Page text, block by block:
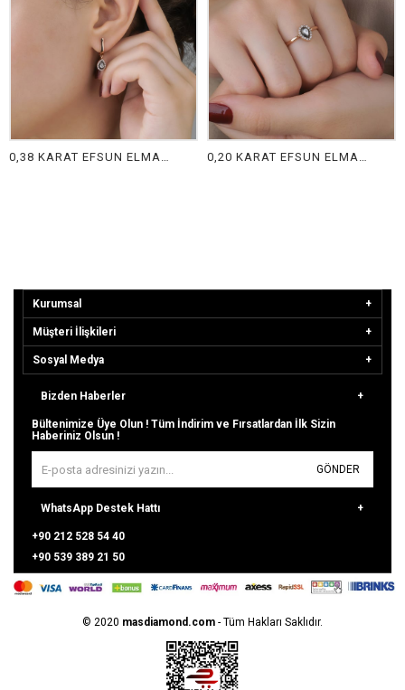
0,38 KARAT EFSUN ELMAS KÜPE 0,20 KARAT EFSUN ELMAS YÜZÜK
Kurumsal
Müşteri İlişkileri
Sosyal Medya
Bizden Haberler
Bültenimize Üye Olun ! Tüm İndirim ve Fırsatlardan İlk Sizin
Haberiniz Olsun !
GÖNDER
WhatsApp Destek Hattı
+90 212 528 54 40
+90 539 389 21 50
© 2020 masdiamond.com - Tüm Hakları Saklıdır.